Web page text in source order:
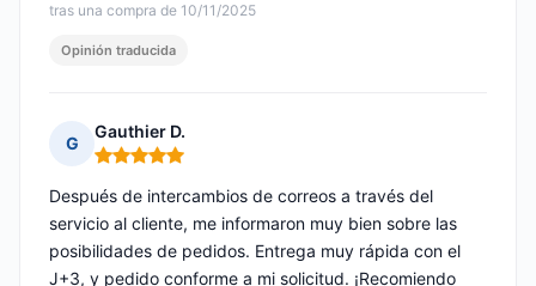
tras una compra de 10/11/2025
Opinión traducida
G
Gauthier D.
Nota: 5 de 5
Después de intercambios de correos a través del
servicio al cliente, me informaron muy bien sobre las
posibilidades de pedidos. Entrega muy rápida con el
J+3, y pedido conforme a mi solicitud. ¡Recomiendo